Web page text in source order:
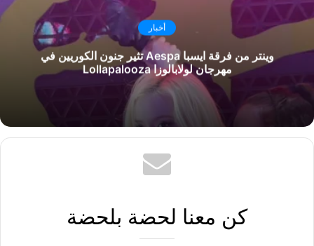
أخبار
وينتر من فرقة ايسبا Aespa تثير جنون الكوريين في
مهرجان لولابالوزا Lollapalooza
كن معنا لحضة بلحضة